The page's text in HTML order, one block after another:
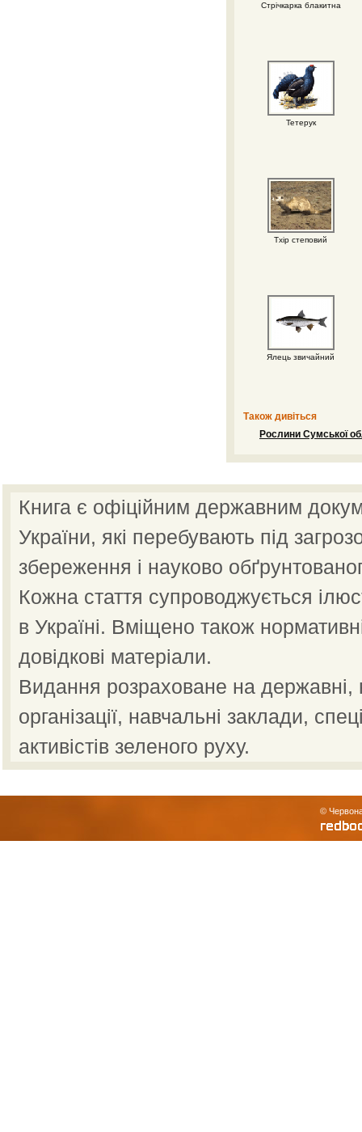
Стрічкарка блакитна
Тетерук
Тхір степовий
Ялець звичайний
Також дивіться
Рослини Сумської
Книга є офіційним державним
України, які перебувають під
збереження і науково
Кожна стаття супроводжується
в Україні. Вміщено також
довідкові матеріали.
Видання розраховане на державні,
організації, навчальні заклади,
активістів зеленого руху.
©